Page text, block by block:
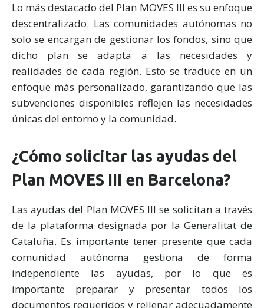
Lo más destacado del Plan MOVES III es su enfoque
descentralizado. Las comunidades autónomas no
solo se encargan de gestionar los fondos, sino que
dicho plan se adapta a las necesidades y
realidades de cada región. Esto se traduce en un
enfoque más personalizado, garantizando que las
subvenciones disponibles reflejen las necesidades
únicas del entorno y la comunidad.
¿Cómo solicitar las ayudas del
Plan MOVES III en Barcelona?
Las ayudas del Plan MOVES III se solicitan a través
de la plataforma designada por la Generalitat de
Cataluña. Es importante tener presente que cada
comunidad autónoma gestiona de forma
independiente las ayudas, por lo que es
importante preparar y presentar todos los
documentos requeridos y rellenar adecuadamente